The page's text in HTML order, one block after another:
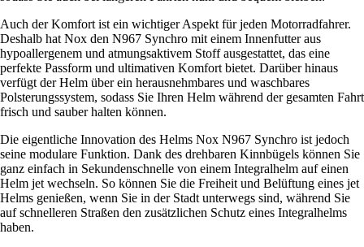
Auch der Komfort ist ein wichtiger Aspekt für jeden Motorradfahrer.
Deshalb hat Nox den N967 Synchro mit einem Innenfutter aus
hypoallergenem und atmungsaktivem Stoff ausgestattet, das eine
perfekte Passform und ultimativen Komfort bietet. Darüber hinaus
verfügt der Helm über ein herausnehmbares und waschbares
Polsterungssystem, sodass Sie Ihren Helm während der gesamten Fahrt
frisch und sauber halten können.
Die eigentliche Innovation des Helms Nox N967 Synchro ist jedoch
seine modulare Funktion. Dank des drehbaren Kinnbügels können Sie
ganz einfach in Sekundenschnelle von einem Integralhelm auf einen
Helm jet wechseln. So können Sie die Freiheit und Belüftung eines jet
Helms genießen, wenn Sie in der Stadt unterwegs sind, während Sie
auf schnelleren Straßen den zusätzlichen Schutz eines Integralhelms
haben.